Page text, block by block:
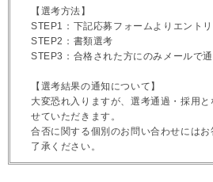
【選考方法】
STEP1：下記応募フォームよりエント
STEP2：書類選考
STEP3：合格された方にのみメールで
【選考結果の通知について】
大変恐れ入りますが、選考通過・採用
せていただきます。
合否に関する個別のお問い合わせには
了承ください。